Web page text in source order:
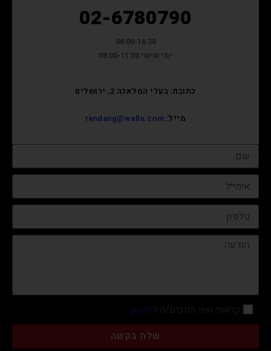
02-6780790
08:00-16:30
ימי שישי 08:00-11:30
כתובת: בעלי המלאכה 2, ירושלים
מייל: randang@walla.com
תקנון
שלח בקשה